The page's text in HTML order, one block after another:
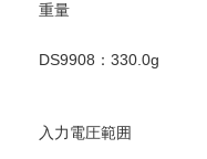
重量
DS9908：330.0g
入力電圧範囲